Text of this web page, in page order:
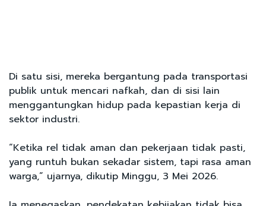
Di satu sisi, mereka bergantung pada transportasi
publik untuk mencari nafkah, dan di sisi lain
menggantungkan hidup pada kepastian kerja di
sektor industri.
“Ketika rel tidak aman dan pekerjaan tidak pasti,
yang runtuh bukan sekadar sistem, tapi rasa aman
warga,” ujarnya, dikutip Minggu, 3 Mei 2026.